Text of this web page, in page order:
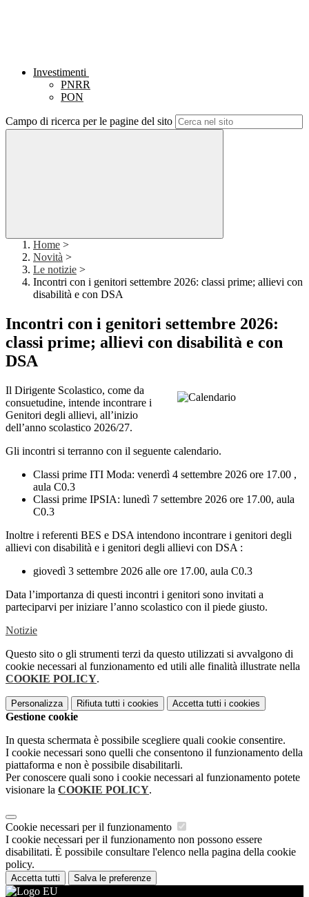
Investimenti
PNRR
PON
Campo di ricerca per le pagine del sito
Home >
Novità >
Le notizie >
Incontri con i genitori settembre 2026: classi prime; allievi con
disabilità e con DSA
Incontri con i genitori settembre 2026:
classi prime; allievi con disabilità e con
DSA
Il Dirigente Scolastico, come da
consuetudine, intende incontrare i
Genitori degli allievi, all’inizio
dell’anno scolastico 2026/27.
Gli incontri si terranno con il seguente calendario.
Classi prime ITI Moda: venerdì 4 settembre 2026 ore 17.00 ,
aula C0.3
Classi prime IPSIA: lunedì 7 settembre 2026 ore 17.00, aula
C0.3
Inoltre i referenti BES e DSA intendono incontrare i genitori degli
allievi con disabilità e i genitori degli allievi con DSA :
giovedì 3 settembre 2026 alle ore 17.00, aula C0.3
Data l’importanza di questi incontri i genitori sono invitati a
parteciparvi per iniziare l’anno scolastico con il piede giusto.
Notizie
Questo sito o gli strumenti terzi da questo utilizzati si avvalgono di
cookie necessari al funzionamento ed utili alle finalità illustrate nella
COOKIE POLICY.
Personalizza Rifiuta tutti i cookies Accetta tutti i cookies
Gestione cookie
In questa schermata è possibile scegliere quali cookie consentire.
I cookie necessari sono quelli che consentono il funzionamento della
piattaforma e non è possibile disabilitarli.
Per conoscere quali sono i cookie necessari al funzionamento potete
visionare la COOKIE POLICY.
Cookie necessari per il funzionamento
I cookie necessari per il funzionamento non possono essere
disabilitati. È possibile consultare l'elenco nella pagina della cookie
policy.
Accetta tutti Salva le preferenze